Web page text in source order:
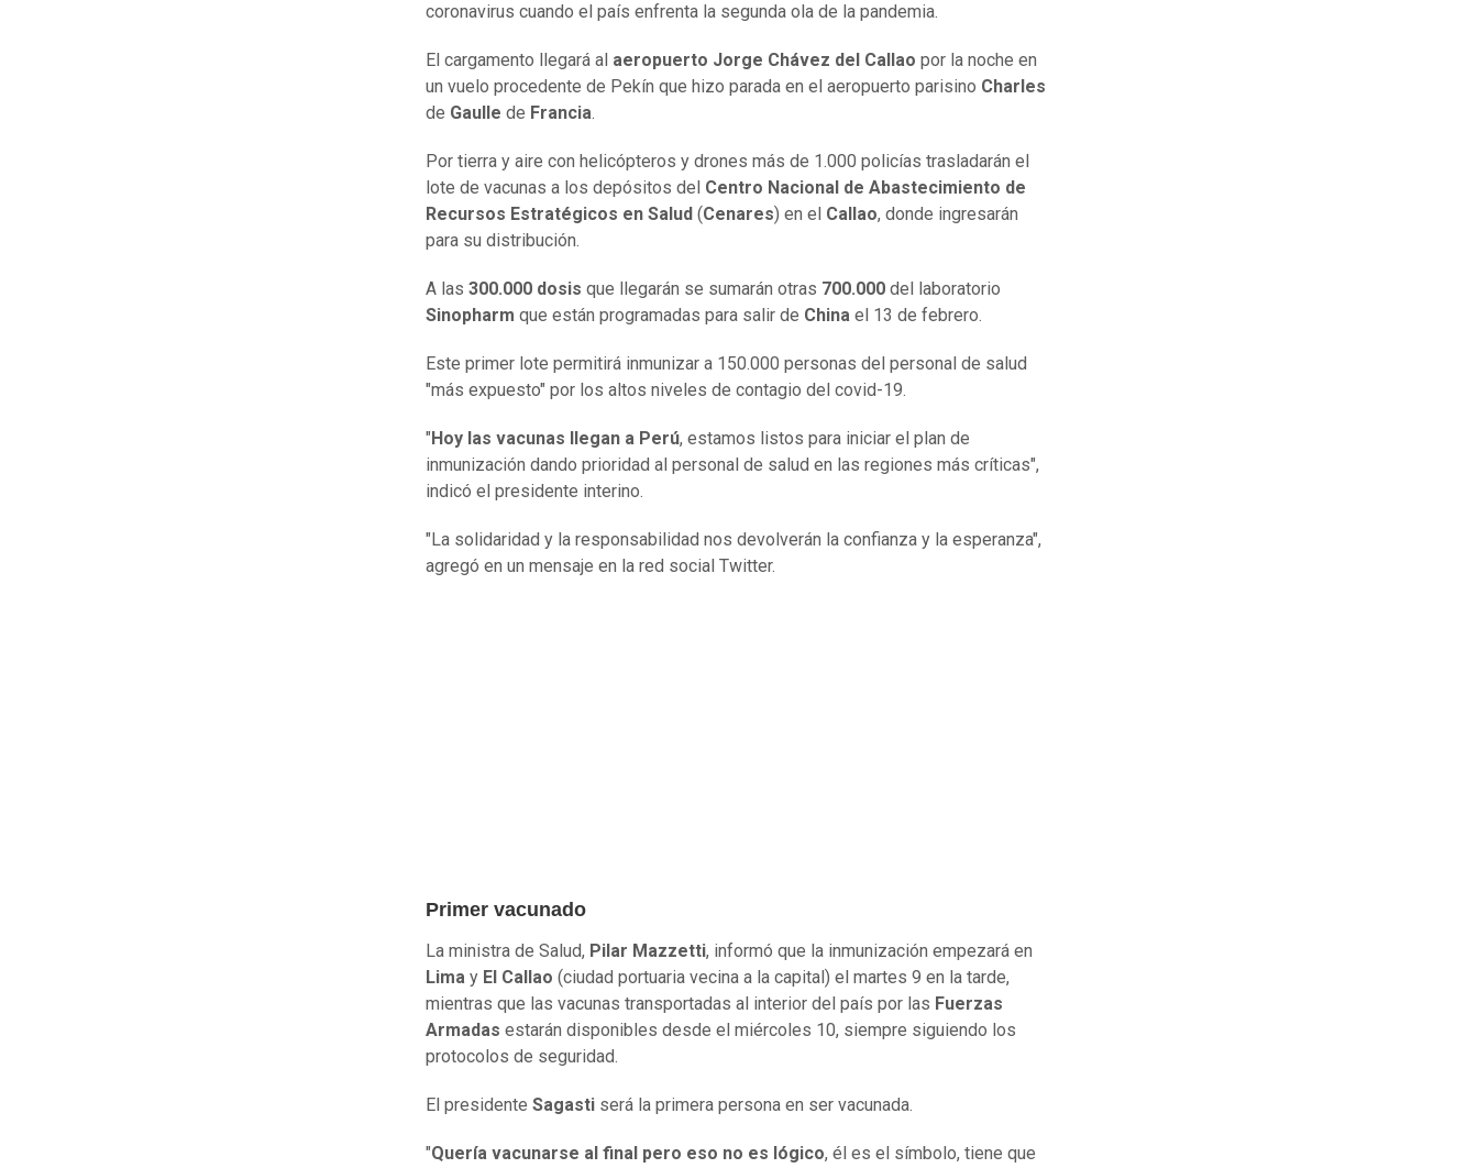
coronavirus cuando el país enfrenta la segunda ola de la pandemia.
El cargamento llegará al aeropuerto Jorge Chávez del Callao por la noche en
un vuelo procedente de Pekín que hizo parada en el aeropuerto parisino Charles
de Gaulle de Francia.
Por tierra y aire con helicópteros y drones más de 1.000 policías trasladarán el
lote de vacunas a los depósitos del Centro Nacional de Abastecimiento de
Recursos Estratégicos en Salud (Cenares) en el Callao, donde ingresarán
para su distribución.
A las 300.000 dosis que llegarán se sumarán otras 700.000 del laboratorio
Sinopharm que están programadas para salir de China el 13 de febrero.
Este primer lote permitirá inmunizar a 150.000 personas del personal de salud
"más expuesto" por los altos niveles de contagio del covid-19.
" Hoy las vacunas llegan a Perú, estamos listos para iniciar el plan de
inmunización dando prioridad al personal de salud en las regiones más críticas",
indicó el presidente interino.
"La solidaridad y la responsabilidad nos devolverán la confianza y la esperanza",
agregó en un mensaje en la red social Twitter.
Primer vacunado
La ministra de Salud, Pilar Mazzetti, informó que la inmunización empezará en
Lima y El Callao (ciudad portuaria vecina a la capital) el martes 9 en la tarde,
mientras que las vacunas transportadas al interior del país por las Fuerzas
Armadas estarán disponibles desde el miércoles 10, siempre siguiendo los
protocolos de seguridad.
El presidente Sagasti será la primera persona en ser vacunada.
"Quería vacunarse al final pero eso no es lógico, él es el símbolo, tiene que